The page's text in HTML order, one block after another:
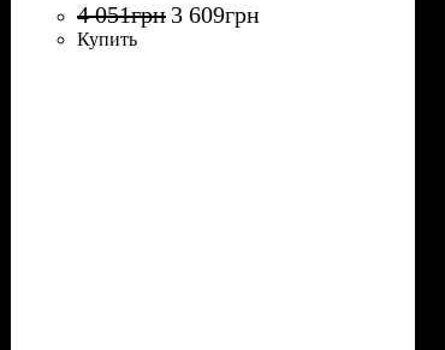
4 051грн 3 609грн
Купить